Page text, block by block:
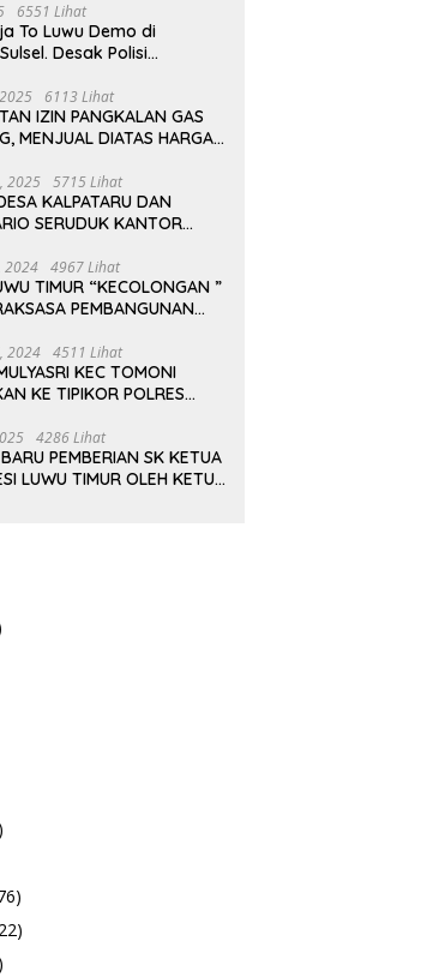
6551 Lihat
To Luwu Demo di
Desak Polisi
Asrama
6113 Lihat
IZIN PANGKALAN GAS
MENJUAL DIATAS HARGA
2025 5715 Lihat
KALPATARU DAN
SERUDUK KANTOR
2024 4967 Lihat
TIMUR “KECOLONGAN ”
PEMBANGUNAN
2024 4511 Lihat
KEC TOMONI
KE TIPIKOR POLRES
4286 Lihat
PEMBERIAN SK KETUA
LUWU TIMUR OLEH KETUA